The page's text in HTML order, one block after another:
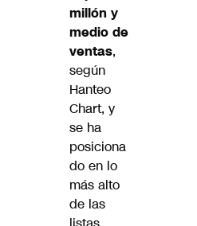
millón y
medio de
ventas,
según
Hanteo
Chart, y
se ha
posiciona
do en lo
más alto
de las